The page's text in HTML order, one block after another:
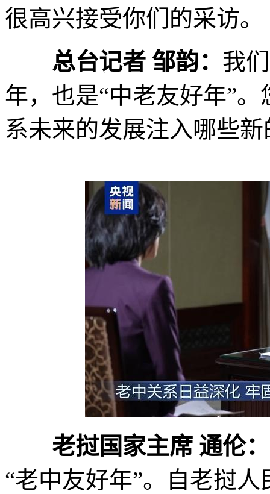
很高兴接受你们的采访。
总台记者 邹韵： 我
年，也是“中老友好年”
系未来的发展注入哪些
老挝国家主席 通伦：
“老中友好年”。自老挝